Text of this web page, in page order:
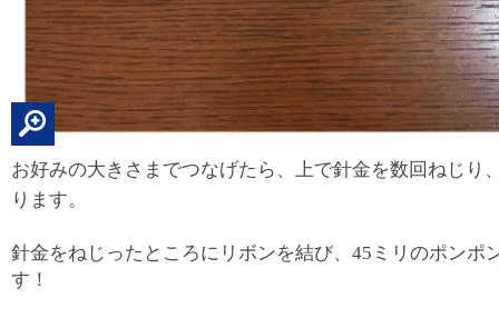
お好みの大きさまでつなげたら、上で針金を数回ねじり
ります。
針金をねじったところにリボンを結び、45ミリのポンポ
す！